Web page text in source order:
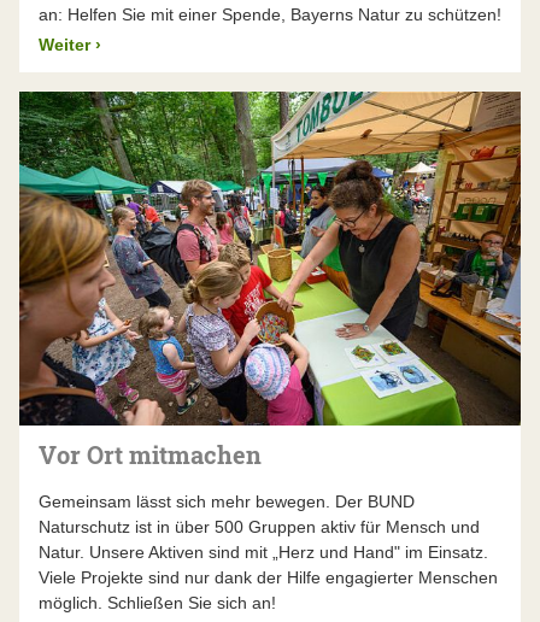
an: Helfen Sie mit einer Spende, Bayerns Natur zu schützen!
Weiter ›
Vor Ort mitmachen
Gemeinsam lässt sich mehr bewegen. Der BUND
Naturschutz ist in über 500 Gruppen aktiv für Mensch und
Natur. Unsere Aktiven sind mit „Herz und Hand" im Einsatz.
Viele Projekte sind nur dank der Hilfe engagierter Menschen
möglich. Schließen Sie sich an!